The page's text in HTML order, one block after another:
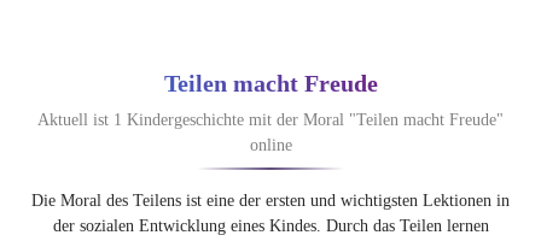
Teilen macht Freude
Aktuell ist 1 Kindergeschichte mit der Moral "Teilen macht Freude"
online
Die Moral des Teilens ist eine der ersten und wichtigsten Lektionen in
der sozialen Entwicklung eines Kindes. Durch das Teilen lernen